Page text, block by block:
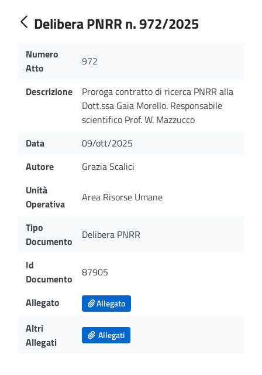
Delibera PNRR n. 972/2025
Numero
Atto
972
Descrizione
Proroga contratto di ricerca PNRR alla
Dott.ssa Gaia Morello. Responsabile
scientifico Prof. W. Mazzucco
Data
09/ott/2025
Autore
Grazia Scalici
Unità
Operativa
Area Risorse Umane
Tipo
Documento
Delibera PNRR
Id
Documento
87905
Allegato Allegato
Altri
Allegati
Allegati